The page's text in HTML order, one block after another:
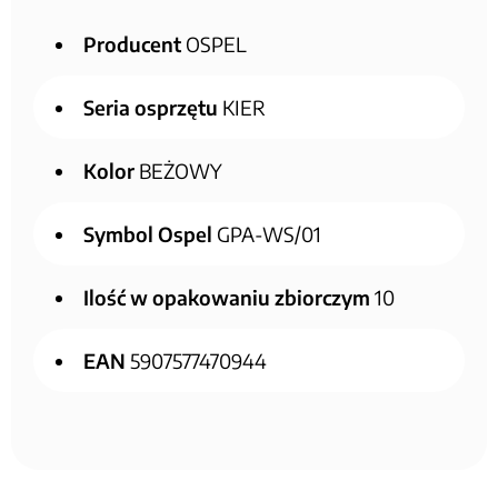
Producent OSPEL
Seria osprzętu KIER
Kolor BEŻOWY
Symbol Ospel GPA-WS/01
Ilość w opakowaniu zbiorczym 10
EAN 5907577470944